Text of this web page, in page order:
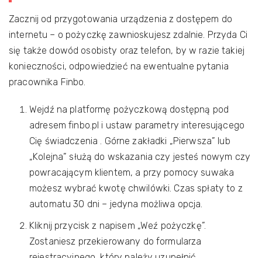
Zacznij od przygotowania urządzenia z dostępem do
internetu – o pożyczkę zawnioskujesz zdalnie. Przyda Ci
się także dowód osobisty oraz telefon, by w razie takiej
konieczności, odpowiedzieć na ewentualne pytania
pracownika Finbo.
Wejdź na platformę pożyczkową dostępną pod
adresem finbo.pl i ustaw parametry interesującego
Cię świadczenia . Górne zakładki „Pierwsza” lub
„Kolejna” służą do wskazania czy jesteś nowym czy
powracającym klientem, a przy pomocy suwaka
możesz wybrać kwotę chwilówki. Czas spłaty to z
automatu 30 dni – jedyna możliwa opcja.
Kliknij przycisk z napisem „Weź pożyczkę”.
Zostaniesz przekierowany do formularza